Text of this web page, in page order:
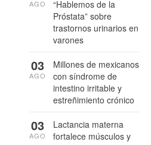
“Hablemos de la
Próstata” sobre
trastornos urinarios en
varones
AGO
Millones de mexicanos
con síndrome de
intestino irritable y
estreñimiento crónico
03
AGO
Lactancia materna
fortalece músculos y
03
AGO